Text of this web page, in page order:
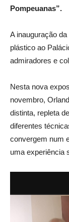
Pompeuanas”.
A inauguração
plástico ao
admiradores e
Nesta nova
novembro,
distinta, repleta
diferentes
convergem num
uma experiência